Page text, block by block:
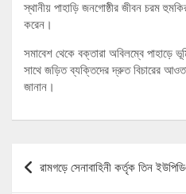
স্থানীয় পাহাড়ি জনগোষ্ঠীর জীবন চরম
করেন।
সমাবেশ থেকে বক্তারা অবিলম্বে পাহাড়ে
সাথে জড়িত ব্যক্তিদের দ্রুত বিচারের
জানান।
Post
navigation
রামগড়ে সেনাবাহিনী কর্তৃক তিন